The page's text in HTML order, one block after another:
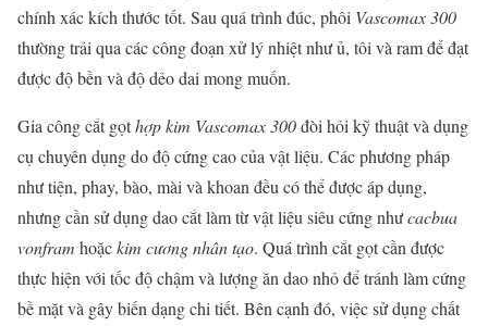
chính xác kích thước tốt. Sau quá trình đúc, phôi Vascomax 300
thường trải qua các công đoạn xử lý nhiệt như ủ, tôi và ram để đạt
được độ bền và độ dẻo dai mong muốn.
Gia công cắt gọthợp kim Vascomax 300đòi hỏi kỹ thuật và dụng
cụ chuyên dụng do độ cứng cao của vật liệu. Các phương pháp
như tiện, phay, bào, mài và khoan đều có thể được áp dụng,
nhưng cần sử dụng dao cắt làm từ vật liệu siêu cứng nhưcacbua
vonfram hoặckim cương nhân tạo. Quá trình cắt gọt cần được
thực hiện với tốc độ chậm và lượng ăn dao nhỏ để tránh làm cứng
bề mặt và gây biến dạng chi tiết. Bên cạnh đó, việc sử dụng chất